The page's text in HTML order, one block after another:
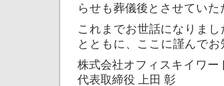
らせも葬儀後とさせてい
これまでお世話になりま
とともに、ここに謹んで
株式会社オフィスキイワー
代表取締役 上田 彰